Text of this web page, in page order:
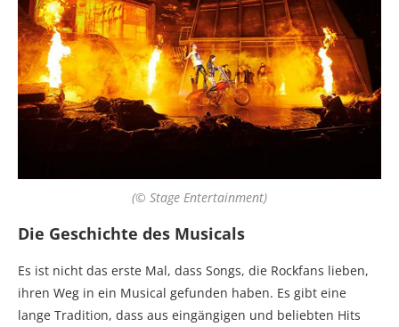
(© Stage Entertainment)
Die Geschichte des Musicals
Es ist nicht das erste Mal, dass Songs, die Rockfans lieben,
ihren Weg in ein Musical gefunden haben. Es gibt eine
lange Tradition, dass aus eingängigen und beliebten Hits